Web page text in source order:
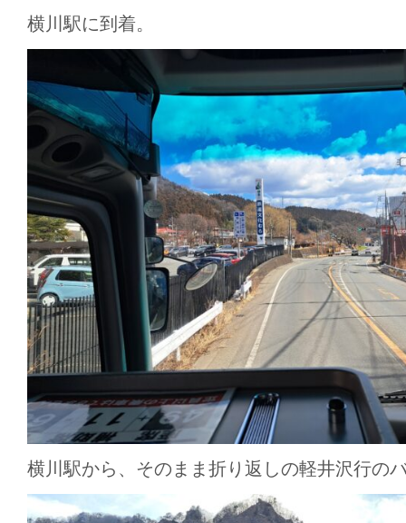
横川駅に到着。
横川駅から、そのまま折り返しの軽井沢行の